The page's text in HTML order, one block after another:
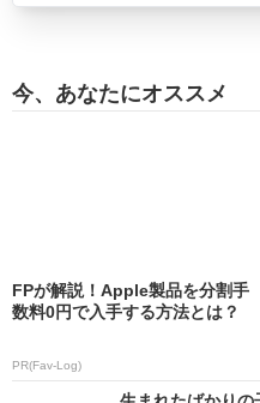
今、あなたにオススメ
FPが解説！Apple製品を分割手
数料0円で入手する方法とは？
PR(Fav-Log)